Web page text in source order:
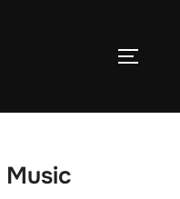
Music